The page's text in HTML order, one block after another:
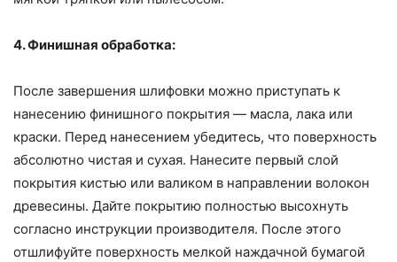
4. Финишная обработка:
После завершения шлифовки можно приступать к
нанесению финишного покрытия — масла, лака или
краски. Перед нанесением убедитесь, что поверхность
абсолютно чистая и сухая. Нанесите первый слой
покрытия кистью или валиком в направлении волокон
древесины. Дайте покрытию полностью высохнуть
согласно инструкции производителя. После этого
отшлифуйте поверхность мелкой наждачной бумагой